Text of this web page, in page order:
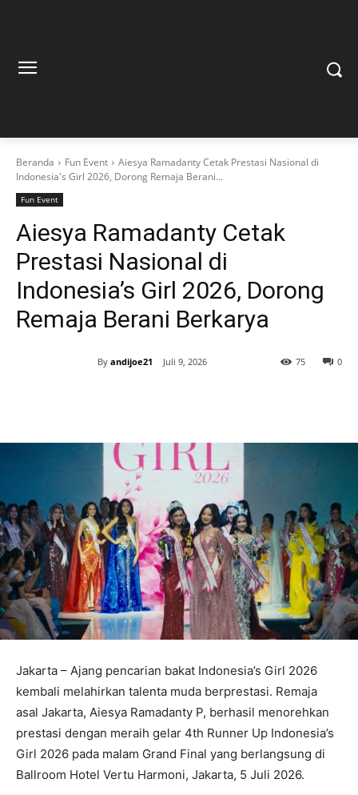
Beranda Fun Event
Aiesya Ramadanty Cetak Prestasi Nasional di
Indonesia's Girl 2026, Dorong Remaja Berani...
Fun Event
Aiesya Ramadanty Cetak
Prestasi Nasional di
Indonesia’s Girl 2026, Dorong
Remaja Berani Berkarya
By andijoe21 Juli 9, 2026 0
75
Jakarta – Ajang pencarian bakat Indonesia’s Girl 2026
kembali melahirkan talenta muda berprestasi. Remaja
asal Jakarta, Aiesya Ramadanty P, berhasil menorehkan
prestasi dengan meraih gelar 4th Runner Up Indonesia’s
Girl 2026 pada malam Grand Final yang berlangsung di
Ballroom Hotel Vertu Harmoni, Jakarta, 5 Juli 2026.